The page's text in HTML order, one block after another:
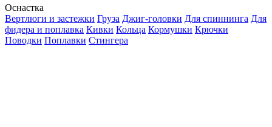
Оснастка
Вертлюги и застежки Груза Джиг-головки Для спиннинга Для
фидера и поплавка Кивки Кольца Кормушки Крючки
Поводки Поплавки Стингера